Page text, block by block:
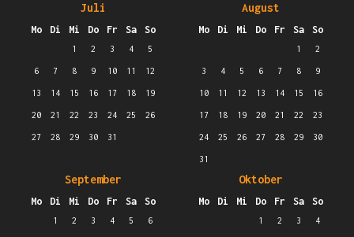
Juli
Mo Di Mi Do Fr Sa So
1 2 3 4 5
6 7 8 9 10 11 12
13 14 15 16 17 18 19
20 21 22 23 24 25 26
27 28 29 30 31
August
Mo Di Mi Do Fr Sa So
1 2
3 4 5 6 7 8 9
10 11 12 13 14 15 16
17 18 19 20 21 22 23
24 25 26 27 28 29 30
31
September
Mo Di Mi Do Fr Sa So
1 2 3 4 5 6
Oktober
Mo Di Mi Do Fr Sa So
1 2 3 4